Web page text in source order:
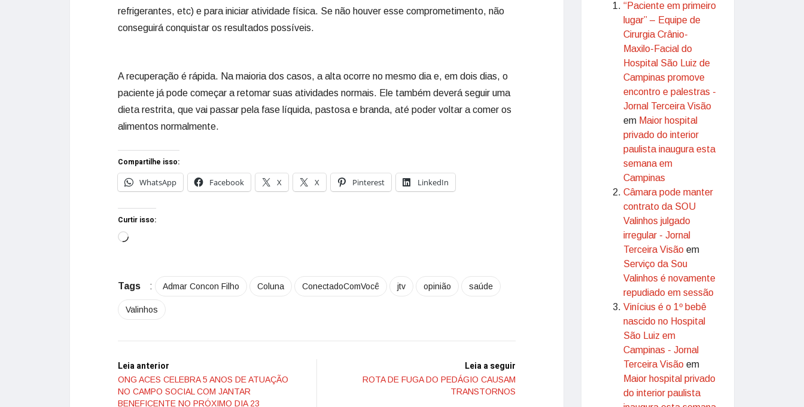
refrigerantes, etc) e para iniciar atividade física. Se não houver esse comprometimento, não
conseguirá conquistar os resultados possíveis.
A recuperação é rápida. Na maioria dos casos, a alta ocorre no mesmo dia e, em dois dias, o
paciente já pode começar a retomar suas atividades normais. Ele também deverá seguir uma
dieta restrita, que vai passar pela fase líquida, pastosa e branda, até poder voltar a comer os
alimentos normalmente.
Compartilhe isso:
WhatsApp
Facebook X X Pinterest LinkedIn
Curtir isso:
Tags : Admar Concon Filho Coluna ConectadoComVocê jtv opinião saúde
Valinhos
Leia anterior
ONG ACES CELEBRA 5 ANOS DE ATUAÇÃO
NO CAMPO SOCIAL COM JANTAR
BENEFICENTE NO PRÓXIMO DIA 23
Leia a seguir
ROTA DE FUGA DO PEDÁGIO CAUSAM
TRANSTORNOS
“Paciente em primeiro
lugar” – Equipe de
Cirurgia Crânio-
Maxilo-Facial do
Hospital São Luiz de
Campinas promove
encontro e palestras -
Jornal Terceira Visão
em Maior hospital
privado do interior
paulista inaugura esta
semana em
Campinas
Câmara pode manter
contrato da SOU
Valinhos julgado
irregular - Jornal
Terceira Visão em
Serviço da Sou
Valinhos é novamente
repudiado em sessão
Vinícius é o 1º bebê
nascido no Hospital
São Luiz em
Campinas - Jornal
Terceira Visão em
Maior hospital privado
do interior paulista